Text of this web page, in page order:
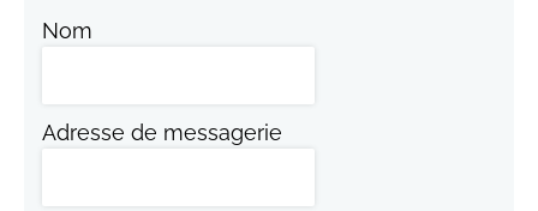
Nom
Adresse de messagerie